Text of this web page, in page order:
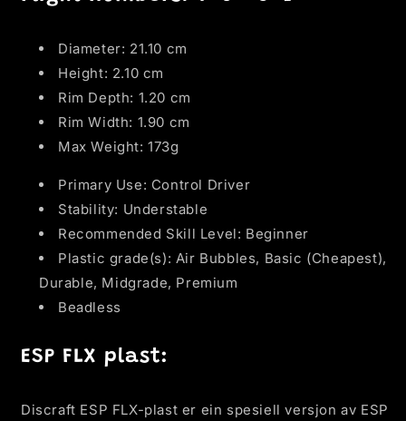
Diameter: 21.10 cm
Height: 2.10 cm
Rim Depth: 1.20 cm
Rim Width: 1.90 cm
Max Weight: 173g
Primary Use: Control Driver
Stability: Understable
Recommended Skill Level: Beginner
Plastic grade(s): Air Bubbles, Basic (Cheapest),
Durable, Midgrade, Premium
Beadless
ESP FLX plast:
Discraft ESP FLX-plast er ein spesiell versjon av ESP